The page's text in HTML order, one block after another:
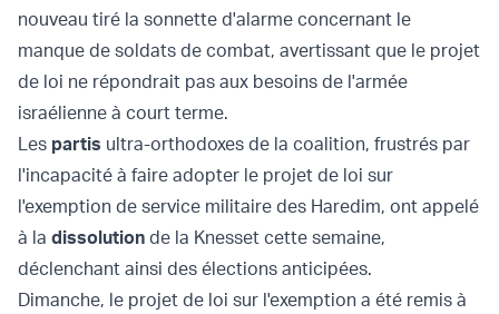
nouveau tiré la sonnette d'alarme concernant le
manque de soldats de combat, avertissant que le projet
de loi ne répondrait pas aux besoins de l'armée
israélienne à court terme.
Les partis ultra-orthodoxes de la coalition, frustrés par
l'incapacité à faire adopter le projet de loi sur
l'exemption de service militaire des Haredim, ont appelé
à la dissolution de la Knesset cette semaine,
déclenchant ainsi des élections anticipées.
Dimanche, le projet de loi sur l'exemption a été remis à